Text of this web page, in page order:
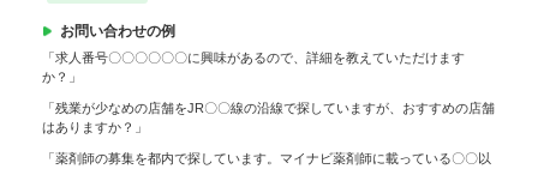
お問い合わせの例
「求人番号〇〇〇〇〇〇に興味があるので、詳細を教えていただけます
か？」
「残業が少なめの店舗をJR〇〇線の沿線で探していますが、おすすめの店舗
はありますか？」
「薬剤師の募集を都内で探しています。マイナビ薬剤師に載っている〇〇以